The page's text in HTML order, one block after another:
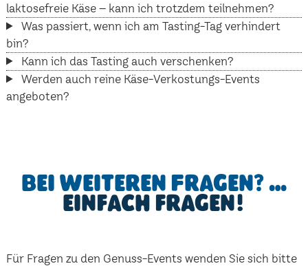
laktosefreie Käse – kann ich trotzdem teilnehmen?
Was passiert, wenn ich am Tasting-Tag verhindert
bin?
Kann ich das Tasting auch verschenken?
Werden auch reine Käse-Verkostungs-Events
angeboten?
Bei weiteren Fragen? …
einfach fragen!
Für Fragen zu den Genuss-Events wenden Sie sich bitte